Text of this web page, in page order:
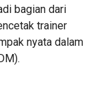
bagian dari
trainer
nyata dalam